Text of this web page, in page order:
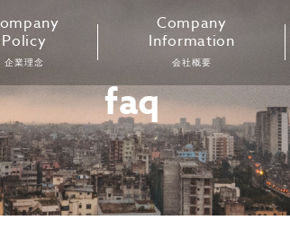
Policy
企業理念
Company
Information
会社概要
faq